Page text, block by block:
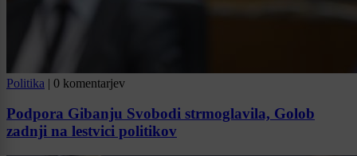
Politika | 0 komentarjev
Podpora Gibanju Svobodi strmoglavila, Golob
zadnji na lestvici politikov